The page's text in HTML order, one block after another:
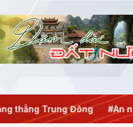
Đông #An ninh năng lượng